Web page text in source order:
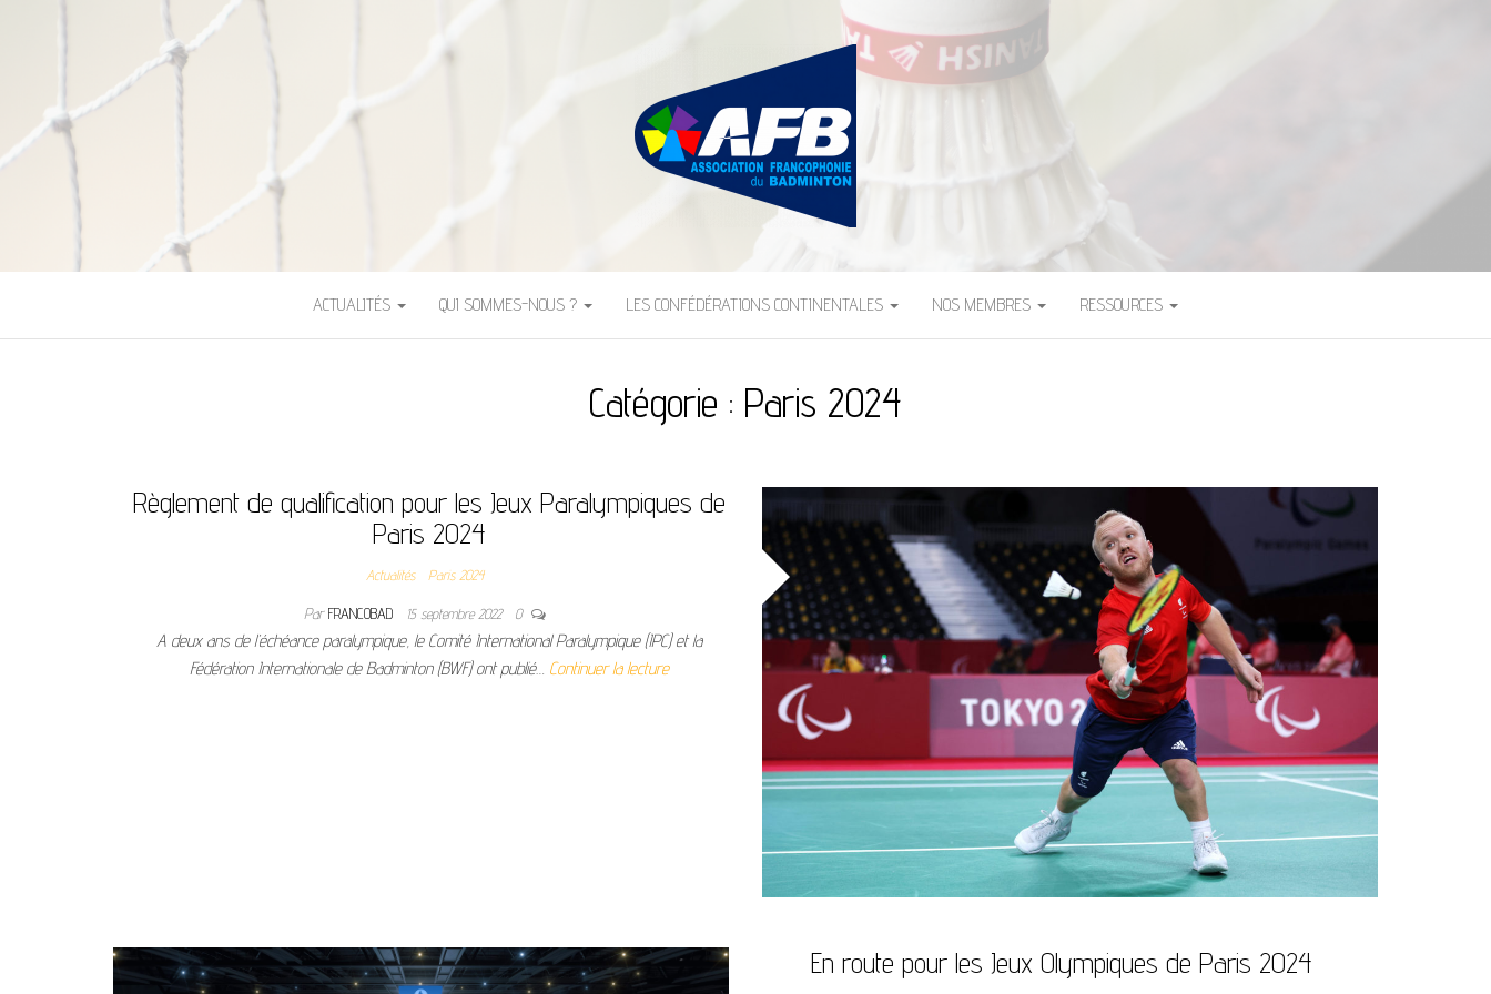
ASSOCIATION FRANCOPHONIE DU BADMINTON
ACTUALITÉS QUI SOMMES-NOUS ? LES CONFÉDÉRATIONS CONTINENTALES NOS MEMBRES RESSOURCES
Catégorie : Paris 2024
Règlement de qualification pour les Jeux Paralympiques de
Paris 2024
Actualités Paris 2024
ParFRANCOBAD 15 septembre 2022 0
A deux ans de l’échéance paralympique, le Comité International Paralympique (IPC) et la
Fédération Internationale de Badminton (BWF) ont publié… Continuer la lecture
En route pour les Jeux Olympiques de Paris 2024